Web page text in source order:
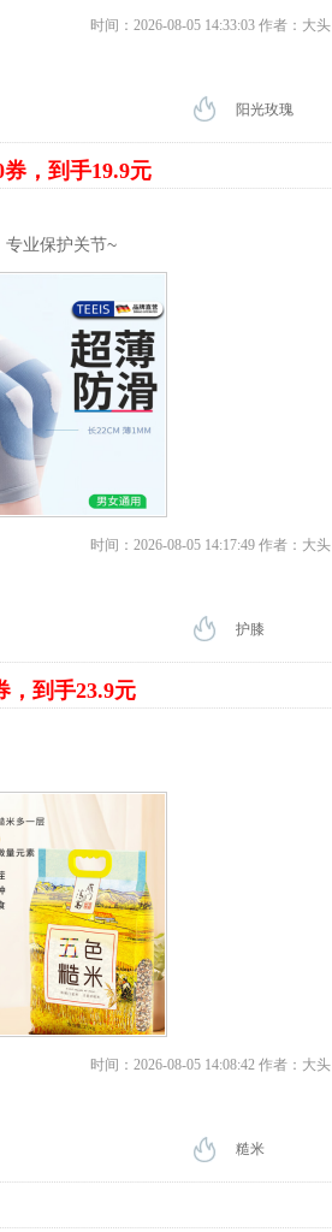
时间：2026-08-05 14:33:03 作者：大头
阳光玫瑰
券，到手19.9元
专业保护关节~
时间：2026-08-05 14:17:49 作者：大头
护膝
，到手23.9元
时间：2026-08-05 14:08:42 作者：大头
糙米